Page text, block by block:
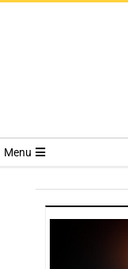
Menu